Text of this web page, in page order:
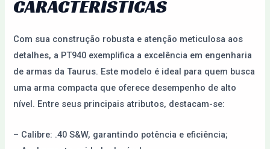
CARACTERÍSTICAS
Com sua construção robusta e atenção meticulosa aos
detalhes, a PT940 exemplifica a excelência em engenharia
de armas da Taurus. Este modelo é ideal para quem busca
uma arma compacta que oferece desempenho de alto
nível. Entre seus principais atributos, destacam-se:
– Calibre: .40 S&W, garantindo potência e eficiência;